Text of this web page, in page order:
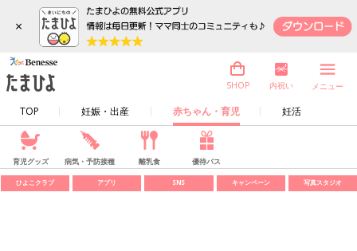
×
TOP 妊娠・出産 赤ちゃん・育児 妊活
SHOP 内祝い メニュー
育児グッズ 病気・予防接種 離乳食 優待パス
ひよこクラブ アプリ SNS キャンペーン 写真スタジオ